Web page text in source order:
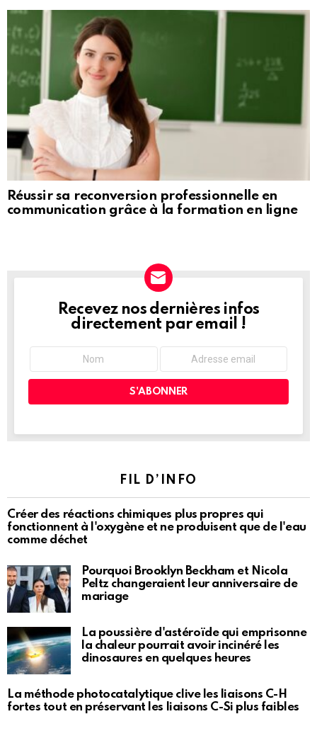
Réussir sa reconversion professionnelle en
communication grâce à la formation en ligne
NEWSLETTER
Recevez nos dernières infos
directement par email !
FIL D’INFO
Créer des réactions chimiques plus propres qui
fonctionnent à l'oxygène et ne produisent que de l'eau
comme déchet
Pourquoi Brooklyn Beckham et Nicola
Peltz changeraient leur anniversaire de
mariage
La poussière d'astéroïde qui emprisonne
la chaleur pourrait avoir incinéré les
dinosaures en quelques heures
La méthode photocatalytique clive les liaisons C-H
fortes tout en préservant les liaisons C-Si plus faibles